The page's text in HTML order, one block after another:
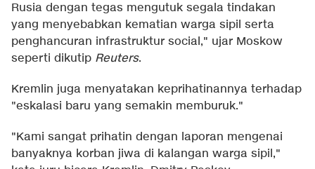
Rusia dengan tegas mengutuk segala tindakan
yang menyebabkan kematian warga sipil serta
penghancuran infrastruktur social," ujar Moskow
seperti dikutip Reuters.
Kremlin juga menyatakan keprihatinannya terhadap
"eskalasi baru yang semakin memburuk."
"Kami sangat prihatin dengan laporan mengenai
banyaknya korban jiwa di kalangan warga sipil,"